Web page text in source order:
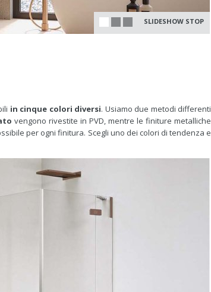
SLIDESHOW STOP
in cinque colori diversi. Usiamo due metodi differenti
vengono rivestite in PVD, mentre le finiture metalliche
per ogni finitura. Scegli uno dei colori di tendenza e